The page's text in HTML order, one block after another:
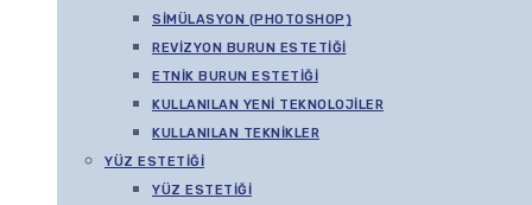
SIMÜLASYON (PHOTOSHOP)
REVIZYON BURUN ESTETIĞI
ETNIK BURUN ESTETIĞI
KULLANILAN YENI TEKNOLOJILER
KULLANILAN TEKNIKLER
YÜZ ESTETIĞI
YÜZ ESTETIĞI